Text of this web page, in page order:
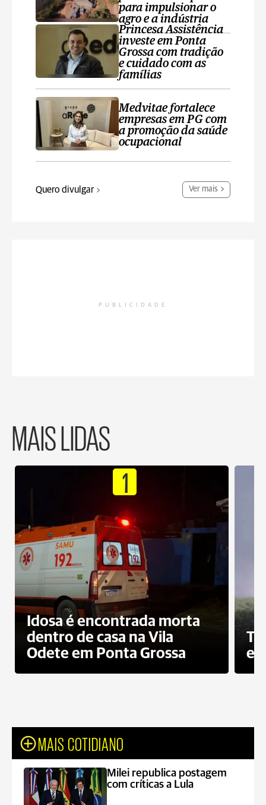
para impulsionar o
agro e a indústria
Princesa Assistência
investe em Ponta
Grossa com tradição
e cuidado com as
famílias
Medvitae fortalece
empresas em PG com
a promoção da saúde
ocupacional
Quero divulgar Ver mais
PUBLICIDADE
MAIS LIDAS
1
Idosa é encontrada morta
dentro de casa na Vila
Odete em Ponta Grossa
e
MAIS COTIDIANO
Milei republica postagem
com críticas a Lula